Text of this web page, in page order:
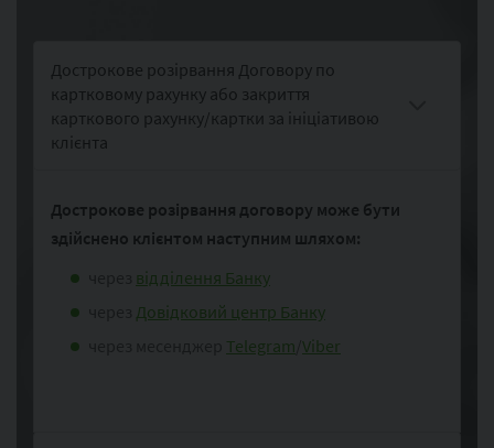
Дострокове розірвання Договору по
картковому рахунку або закриття
карткового рахунку/картки за ініціативою
клієнта
Дострокове розірвання договору може бути
здійснено клієнтом наступним шляхом:
відділення Банку
Довідковий центр Банку
Telegram Viber